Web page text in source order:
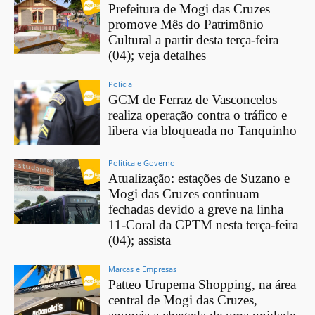
Prefeitura de Mogi das Cruzes
promove Mês do Patrimônio
Cultural a partir desta terça-feira
(04); veja detalhes
Polícia
GCM de Ferraz de Vasconcelos
realiza operação contra o tráfico e
libera via bloqueada no Tanquinho
Política e Governo
Atualização: estações de Suzano e
Mogi das Cruzes continuam
fechadas devido a greve na linha
11-Coral da CPTM nesta terça-feira
(04); assista
Marcas e Empresas
Patteo Urupema Shopping, na área
central de Mogi das Cruzes,